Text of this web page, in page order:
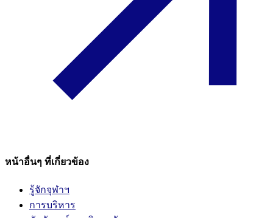
หน้าอื่นๆ ที่เกี่ยวข้อง
รู้จักจุฬาฯ
การบริหาร